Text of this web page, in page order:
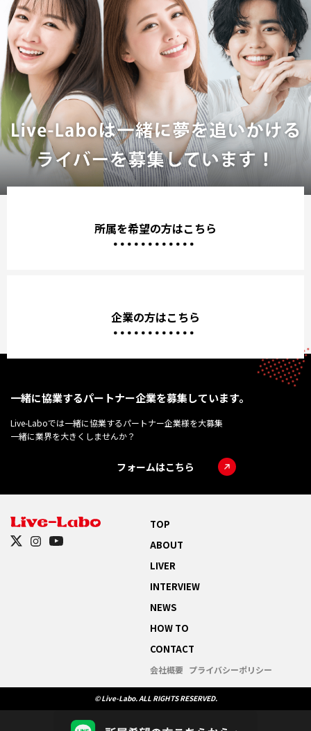
所属を希望の方はこちら
企業の方はこちら
一緒に協業するパートナー企業を募集しています。
Live-Laboでは一緒に協業するパートナー企業様を大募集
一緒に業界を大きくしませんか？
フォームはこちら
TOP
ABOUT
LIVER
INTERVIEW
NEWS
HOW TO
CONTACT
会社概要 プライバシーポリシー
© Live-Labo. ALL RIGHTS RESERVED.